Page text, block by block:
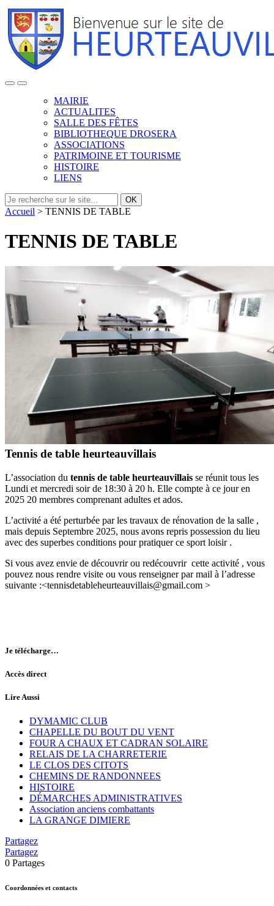
MAIRIE
ACTUALITES
SALLE DES FÊTES
BIBLIOTHEQUE DROSERA
ASSOCIATIONS
PATRIMOINE ET TOURISME
HISTOIRE
LIENS
OK
Accueil > TENNIS DE TABLE
TENNIS DE TABLE
Tennis de table heurteauvillais
L’association du tennis de table heurteauvillais se réunit tous les
Lundi et mercredi soir de 18:30 à 20 h. Elle compte à ce jour en
2025 20 membres comprenant adultes et ados.
L’activité a été perturbée par les travaux de rénovation de la salle ,
mais depuis Septembre 2025, nous avons repris possession du lieu
avec des superbes conditions pour pratiquer ce sport loisir .
Si vous avez envie de découvrir ou redécouvrir cette activité , vous
pouvez nous rendre visite ou vous renseigner par mail à l’adresse
suivante :<tennisdetableheurteauvillais@gmail.com >
Je télécharge…
Accès direct
Lire Aussi
DYMAMIC CLUB
CHAPELLE DU BOUT DU VENT
FOUR A CHAUX ET CADRAN SOLAIRE
RELAIS DE LA CHARRETERIE
LE CLOS DES CITOTS
CHEMINS DE RANDONNEES
HISTOIRE
DÉMARCHES ADMINISTRATIVES
Association anciens combattants
LA GRANGE DIMIERE
Partagez
Partagez
0 Partages
Coordonnées et contacts